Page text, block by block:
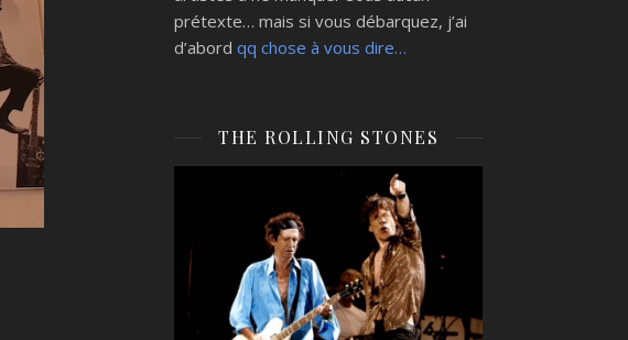
prétexte… mais si vous débarquez, j’ai
d’abord qq chose à vous dire…
THE ROLLING STONES